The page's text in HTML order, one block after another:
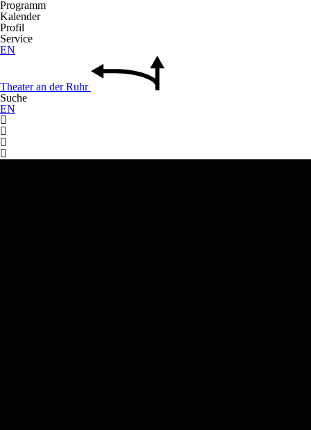
Programm
Kalender
Profil
Service
EN
Theateran derRuhr
Suche
EN



